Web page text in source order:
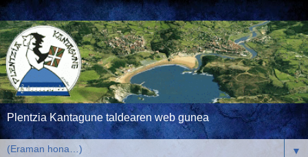
Plentzia Kantagune taldearen web gunea
▼